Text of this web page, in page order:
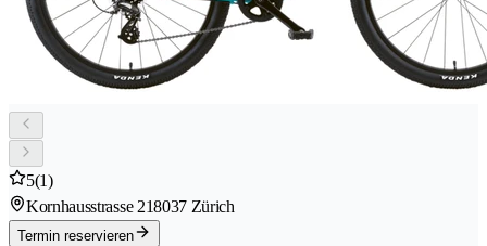
5(1)
Kornhausstrasse 218037 Zürich
Termin reservieren